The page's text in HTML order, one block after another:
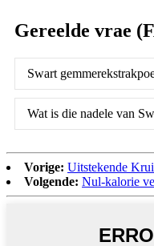
Gereelde vrae
Swart
Wat is die nadele van
Vorige: Uitstekende
Volgende: Nul-kalorie